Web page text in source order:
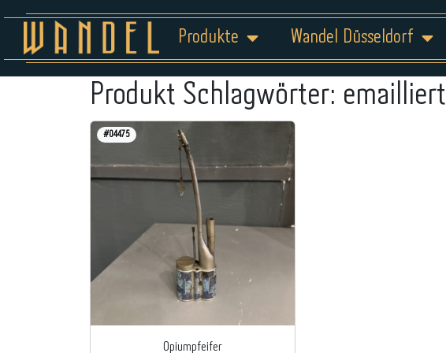
Produkte Wandel Düsseldorf
Produkt Schlagwörter: emailliert
#04475
Opiumpfeifer